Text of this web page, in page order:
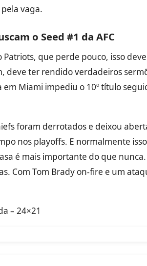
vaga.
o Seed #1 da AFC
que perde pouco, isso deve
deve ter rendido verdadeiros
em Miami impediu o 10º título
foram derrotados e deixou
nos playoffs. E normalmente isso
é mais importante do que nunca.
Com Tom Brady on-fire e um
– 24×21